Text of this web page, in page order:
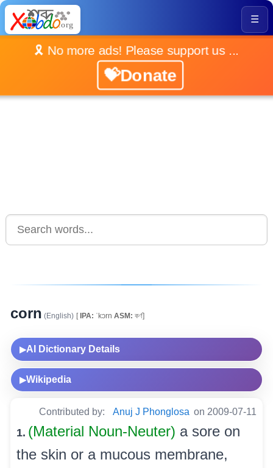
☰
🎗️ No more ads! Please support us ...
💝Donate
corn (English) [IPA: ˈkɔrn ASM: কৰ্ণ]
▶AI Dictionary Details
▶Wikipedia
Contributed by: Anuj J Phonglosa on 2009-07-11
1. (Material Noun-Neuter) a sore on
the skin or a mucous membrane,